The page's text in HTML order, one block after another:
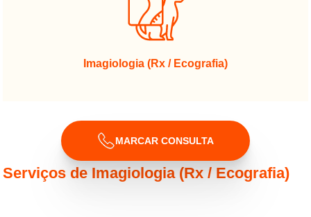
Imagiologia (Rx / Ecografia)
MARCAR CONSULTA
Serviços de Imagiologia (Rx / Ecografia)